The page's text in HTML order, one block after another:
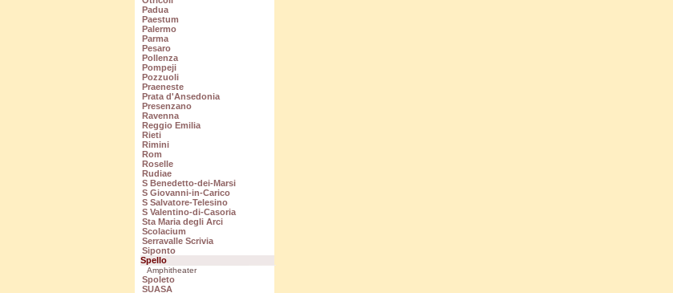
Padua
Paestum
Palermo
Parma
Pesaro
Pollenza
Pompeji
Pozzuoli
Praeneste
Prata d'Ansedonia
Presenzano
Ravenna
Reggio Emilia
Rieti
Rimini
Rom
Roselle
Rudiae
S Benedetto-dei-Marsi
S Giovanni-in-Carico
S Salvatore-Telesino
S Valentino-di-Casoria
Sta Maria degli Arci
Scolacium
Serravalle Scrivia
Siponto
Spello
Amphitheater
Spoleto
SUASA